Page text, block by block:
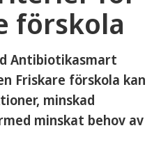
förskola
Antibiotikasmart
Friskare förskola kan
minskad
minskat behov av